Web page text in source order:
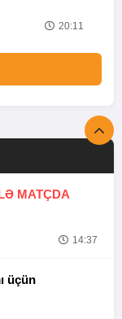
20:11
MATÇDA
14:37
üçün